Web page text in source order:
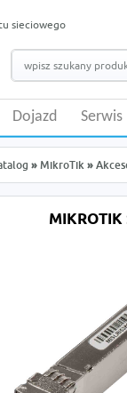
sieciowego
Dojazd Serwis
» MikroTik »
MIKROTIK